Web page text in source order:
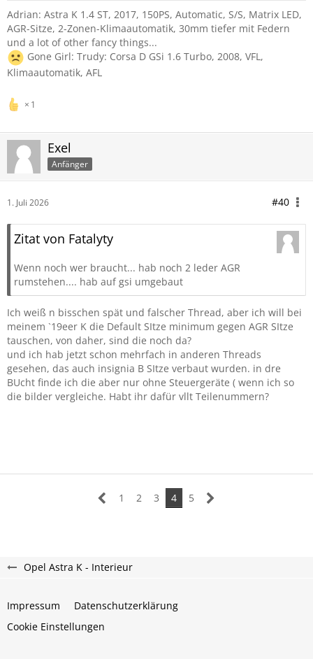
Adrian: Astra K 1.4 ST, 2017, 150PS, Automatic, S/S, Matrix LED,
AGR-Sitze, 2-Zonen-Klimaautomatik, 30mm tiefer mit Federn
und a lot of other fancy things...
Gone Girl: Trudy: Corsa D GSi 1.6 Turbo, 2008, VFL,
Klimaautomatik, AFL
1
Exel
Anfänger
1. Juli 2026 #40
Zitat von Fatalyty
Wenn noch wer braucht... hab noch 2 leder AGR
rumstehen.... hab auf gsi umgebaut
Ich weiß n bisschen spät und falscher Thread, aber ich will bei
meinem `19eer K die Default SItze minimum gegen AGR SItze
tauschen, von daher, sind die noch da?
und ich hab jetzt schon mehrfach in anderen Threads
gesehen, das auch insignia B SItze verbaut wurden. in dre
BUcht finde ich die aber nur ohne Steuergeräte ( wenn ich so
die bilder vergleiche. Habt ihr dafür vllt Teilenummern?
1 2 3 4 5
Opel Astra K - Interieur
Impressum
Datenschutzerklärung
Cookie Einstellungen